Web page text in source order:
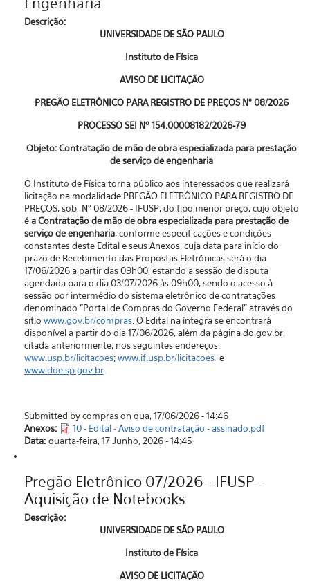
Descrição:
UNIVERSIDADE DE SÃO PAULO
Instituto de Física
AVISO DE LICITAÇÃO
PREGÃO ELETRÔNICO PARA REGISTRO DE PREÇOS N° 08/2026
PROCESSO SEI Nº154.00008182/2026-79
Objeto: Contratação de mão de obra especializada para prestação
de serviço de engenharia
O Instituto de Física torna público aos interessados que realizará
licitação na modalidade PREGÃO ELETRÔNICO PARA REGISTRO DE
PREÇOS, sob N° 08/2026 - IFUSP, do tipo menor preço, cujo objeto
éa Contratação de mão de obra especializada para prestação de
serviço de engenharia, conforme especificações e condições
constantes deste Edital e seus Anexos, cuja data para início do
prazo de Recebimento das Propostas Eletrônicas será o dia
17/06/2026 a partir das 09h00, estando a sessão de disputa
agendada para o dia 03/07/2026 às 09h00, sendo o acesso à
sessão por intermédio do sistema eletrônico de contratações
denominado "Portal de Compras do Governo Federal” através do
sitio www.gov.br/compras. O Edital na íntegra se encontrará
disponível a partir do dia 17/06/2026, além da página do gov.br,
citada anteriormente, nos seguintes endereços:
www.usp.br/licitacoes;www.if.usp.br/licitacoese
www.doe.sp.gov.br.
Submitted by compras on qua, 17/06/2026 - 14:46
Anexos:
10 - Edital - Aviso de contratação - assinado.pdf
Data: quarta-feira, 17 Junho, 2026 - 14:45
Pregão Eletrônico 07/2026 - IFUSP -
Aquisição de Notebooks
Descrição:
UNIVERSIDADE DE SÃO PAULO
Instituto de Física
AVISO DE LICITAÇÃO